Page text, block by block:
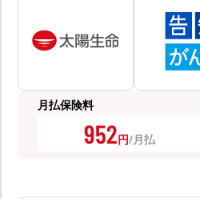
月払保険料
952円